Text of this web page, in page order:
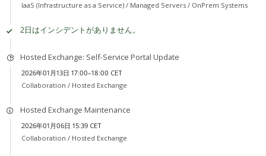
IaaS (Infrastructure as a Service) / Managed Servers / OnPrem Systems
2日はインシデントがありません。
Hosted Exchange: Self-Service Portal Update
2026年01月13日 17:00–18:00 CET
Collaboration / Hosted Exchange
Hosted Exchange Maintenance
2026年01月06日 15:39 CET
Collaboration / Hosted Exchange